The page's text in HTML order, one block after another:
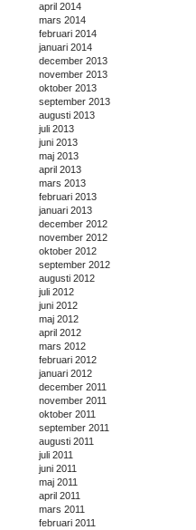
april 2014
mars 2014
februari 2014
januari 2014
december 2013
november 2013
oktober 2013
september 2013
augusti 2013
juli 2013
juni 2013
maj 2013
april 2013
mars 2013
februari 2013
januari 2013
december 2012
november 2012
oktober 2012
september 2012
augusti 2012
juli 2012
juni 2012
maj 2012
april 2012
mars 2012
februari 2012
januari 2012
december 2011
november 2011
oktober 2011
september 2011
augusti 2011
juli 2011
juni 2011
maj 2011
april 2011
mars 2011
februari 2011